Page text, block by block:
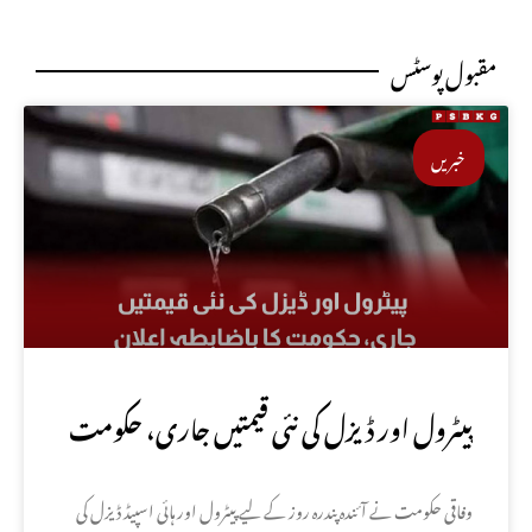
مقبول پوسٹس
خبریں
پیٹرول اور ڈیزل کی نئی قیمتیں جاری، حکومت
کا باضابطہ اعلان
وفاقی حکومت نے آئندہ پندرہ روز کے لیے پیٹرول اور ہائی اسپیڈ ڈیزل کی